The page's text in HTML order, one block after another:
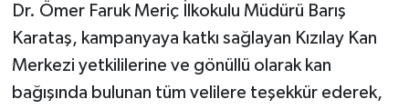
Dr. Ömer Faruk Meriç İlkokulu Müdürü Barış
Karataş, kampanyaya katkı sağlayan Kızılay Kan
Merkezi yetkililerine ve gönüllü olarak kan
bağışında bulunan tüm velilere teşekkür ederek,